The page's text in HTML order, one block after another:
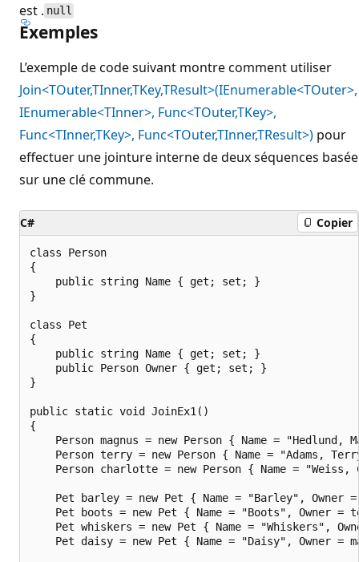
est . null
Exemples
L’exemple de code suivant montre comment utiliser
Join<TOuter,TInner,TKey,TResult>(IEnumerable<TOuter>,
IEnumerable<TInner>, Func<TOuter,TKey>,
Func<TInner,TKey>, Func<TOuter,TInner,TResult>) pour
effectuer une jointure interne de deux séquences basée
sur une clé commune.
C# Copier
class Person
{
    public string Name { get; set; }
}
class Pet
{
    public string Name { get; set; }
    public Person Owner { get; set; }
}
public static void JoinEx1()
{
Person magnus = new Person { Name = "Hedlund,
Person terry = new Person { Name = "Adams,
Person charlotte = new Person { Name = "Weiss,
Pet barley = new Pet { Name = "Barley", Owner
Pet boots = new Pet { Name = "Boots", Owner =
Pet whiskers = new Pet { Name = "Whiskers",
Pet daisy = new Pet { Name = "Daisy", Owner =